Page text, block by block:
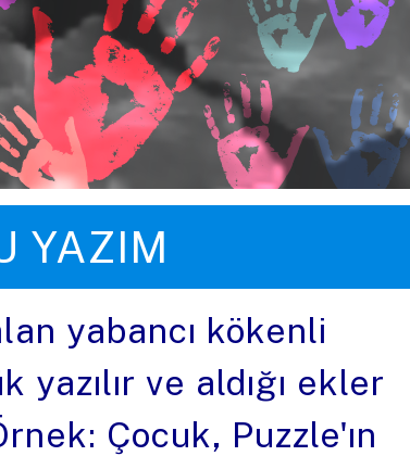
YAZIM
yabancı kökenli
ve aldığı ekler
Çocuk, Puzzle'ın